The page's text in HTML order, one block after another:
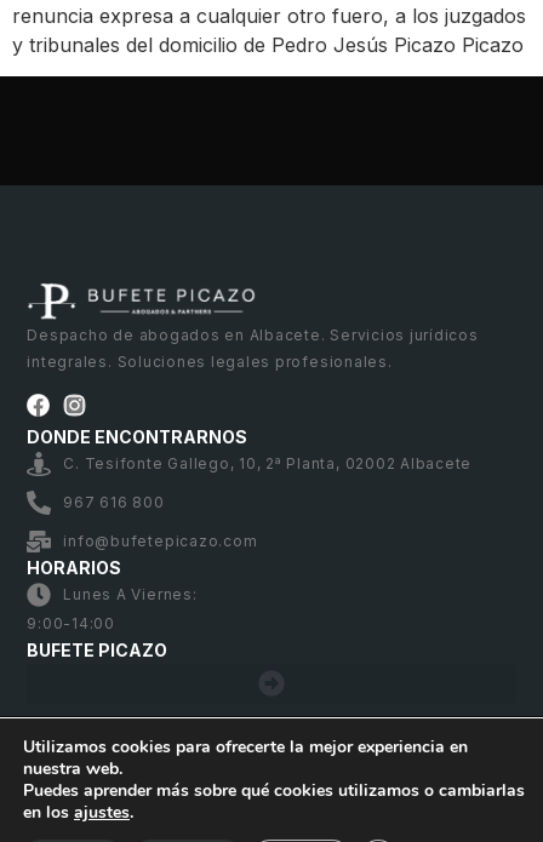
renuncia expresa a cualquier otro fuero, a los juzgados
y tribunales del domicilio de Pedro Jesús Picazo Picazo
Despacho de abogados en Albacete. Servicios jurídicos
integrales. Soluciones legales profesionales.
DONDE ENCONTRARNOS
C. Tesifonte Gallego, 10, 2ª Planta, 02002 Albacete
967 616 800
info@bufetepicazo.com
HORARIOS
Lunes A Viernes:
9:00-14:00
BUFETE PICAZO
Bufete Picazo – Copyright 2026. Todos los derechos
reservados
Utilizamos cookies para ofrecerte la mejor experiencia en
nuestra web.
Puedes aprender más sobre qué cookies utilizamos o cambiarlas
en los ajustes.